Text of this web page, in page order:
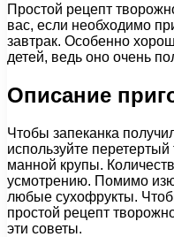
Простой рецепт
вас, если необходимо
завтрак. Особенно
детей, ведь оно очень
Описание
Чтобы запеканка
используйте
манной крупы.
усмотрению. Помимо
любые сухофрукты.
простой рецепт
эти советы.